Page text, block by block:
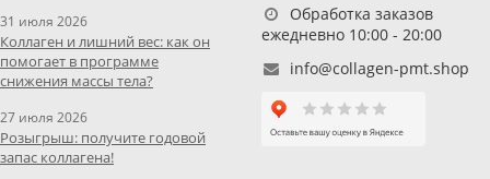
31 июля 2026
Коллаген и лишний вес: как он
помогает в программе
снижения массы тела?
27 июля 2026
Розыгрыш: получите годовой
запас коллагена!
Обработка заказов
ежедневно 10:00 - 20:00
info@collagen-pmt.shop